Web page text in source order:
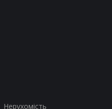
Нерухомість